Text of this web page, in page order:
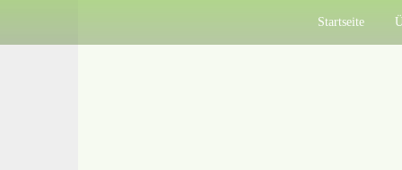
Inhalt
Startseite